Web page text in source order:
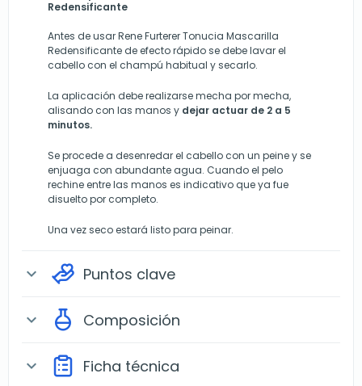
Redensificante
Antes de usar Rene Furterer Tonucia Mascarilla
Redensificante de efecto rápido se debe lavar el
cabello con el champú habitual y secarlo.
La aplicación debe realizarse mecha por mecha,
alisando con las manos y dejar actuar de 2 a 5
minutos.
Se procede a desenredar el cabello con un peine y se
enjuaga con abundante agua. Cuando el pelo
rechine entre las manos es indicativo que ya fue
disuelto por completo.
Una vez seco estará listo para peinar.
expand_more Puntos clave
expand_more Composición
expand_more Ficha técnica